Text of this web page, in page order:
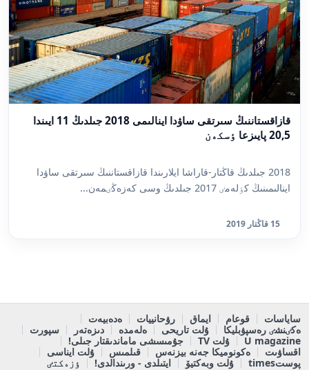
قازاقستاننىڭ سىرتقى ساۋدا اينالىمى 2018 جىلدىڭ 11 ايىندا
20,5 پايىزعا ٶسكەن
2018 جىلدىڭ قاڭتار-قاراشا ايلارىندا قازاقستاننىڭ سىرتقى ساۋدا
اينالىمىنىڭ كٶلەمٸ 2017 جىلدىڭ وسى كەزەڭٸمەن...
15 قاڭتار 2019
ساياسات قوعام ايماق رۋحانييات
ەدەبيەت
ەكٸنشٸ رەسپۋبليكا
ۇلت تاريحى ەلەمدە دىزەتەر
سپورت
U magazine
ۇلت TV
جۇمىسشى ماماندىقتار جىلى!
اقساۋىت
ەكونوميكا جەنە بيزنەس قىلمىس
ۇلت ايناسى
پوستtimes
ۇلت وبەكتيۆ ايتىلدى - ورىندالدى! ٶزەكتٸ